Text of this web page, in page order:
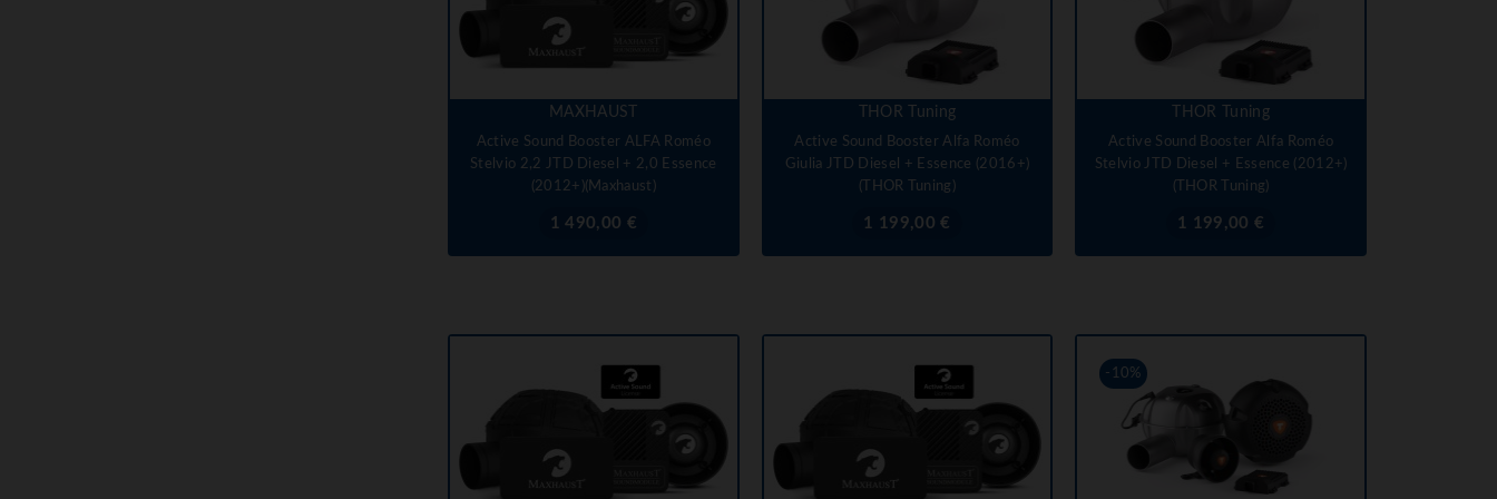
MAXHAUST
Active Sound Booster ALFA Roméo
Stelvio 2,2 JTD Diesel + 2,0 Essence
(2012+)(Maxhaust)
Prix1 490,00 €
THOR Tuning
Active Sound Booster Alfa Roméo
Giulia JTD Diesel + Essence (2016+)
(THOR Tuning)
Prix1 199,00 €
THOR Tuning
Active Sound Booster Alfa Roméo
Stelvio JTD Diesel + Essence (2012+)
(THOR Tuning)
Prix1 199,00 €
-10%